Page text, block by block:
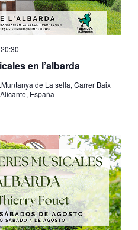
en l’albarda
20:30
de La sella, Carrer Baix
España